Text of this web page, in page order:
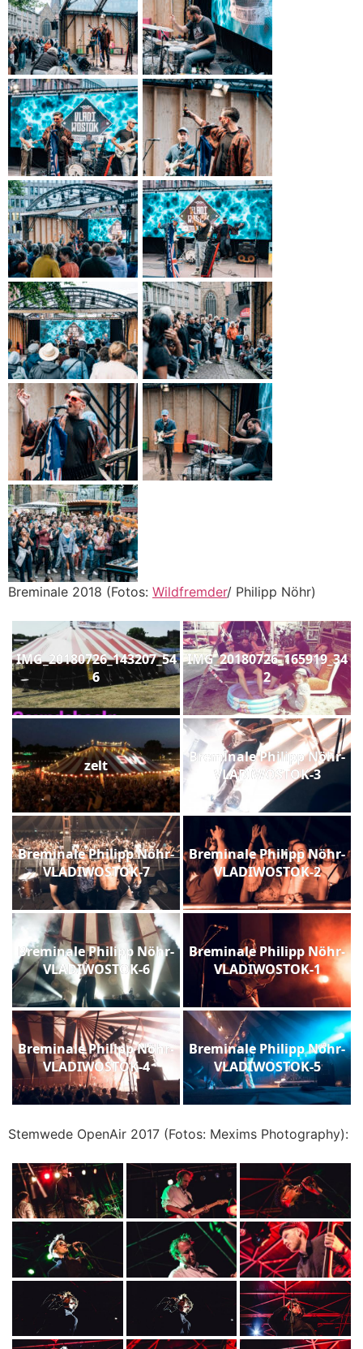
Breminale 2018 (Fotos: Wildfremder/ Philipp Nöhr)
IMG_20180726_143207_54
6
IMG_20180726_165919_34
2
zelt
Breminale Philipp Nöhr-
VLADIWOSTOK-3
Breminale Philipp Nöhr-
VLADIWOSTOK-7
Breminale Philipp Nöhr-
VLADIWOSTOK-2
Breminale Philipp Nöhr-
VLADIWOSTOK-6
Breminale Philipp Nöhr-
VLADIWOSTOK-1
Breminale Philipp Nöhr-
VLADIWOSTOK-4
Breminale Philipp Nöhr-
VLADIWOSTOK-5
Stemwede OpenAir 2017 (Fotos: Mexims Photography):